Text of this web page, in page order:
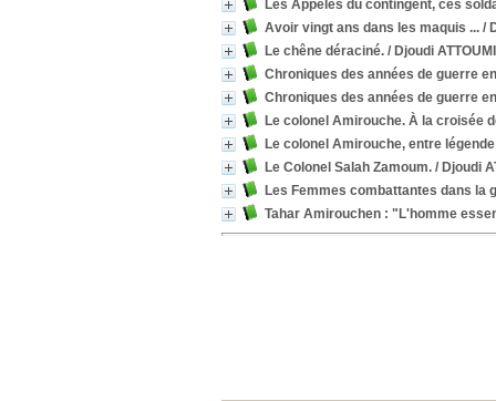
Les Appelés du contingent, ces
Avoir vingt ans dans les maquis ... /
Le chêne déraciné. / Djoudi ATTOUMI
Chroniques des années de guerre
Chroniques des années de guerre
Le colonel Amirouche. À la croisée
Le colonel Amirouche, entre
Le Colonel Salah Zamoum. / Djoudi
Les Femmes combattantes dans la
Tahar Amirouchen : "L'homme